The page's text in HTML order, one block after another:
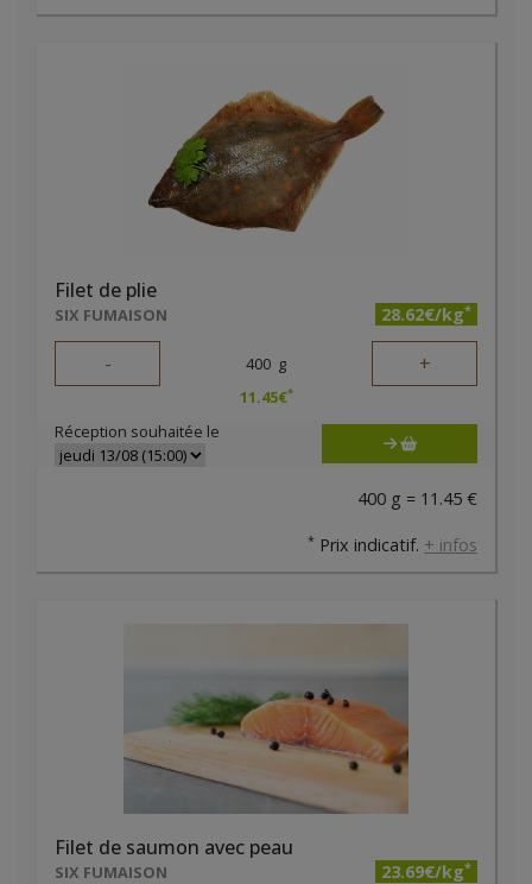
Filet de plie
SIX FUMAISON 28.62€/kg*
- 400 g +
11.45€*
Réception souhaitée le
400 g = 11.45 €
* Prix indicatif. + infos
Filet de saumon avec peau
SIX FUMAISON 23.69€/kg*